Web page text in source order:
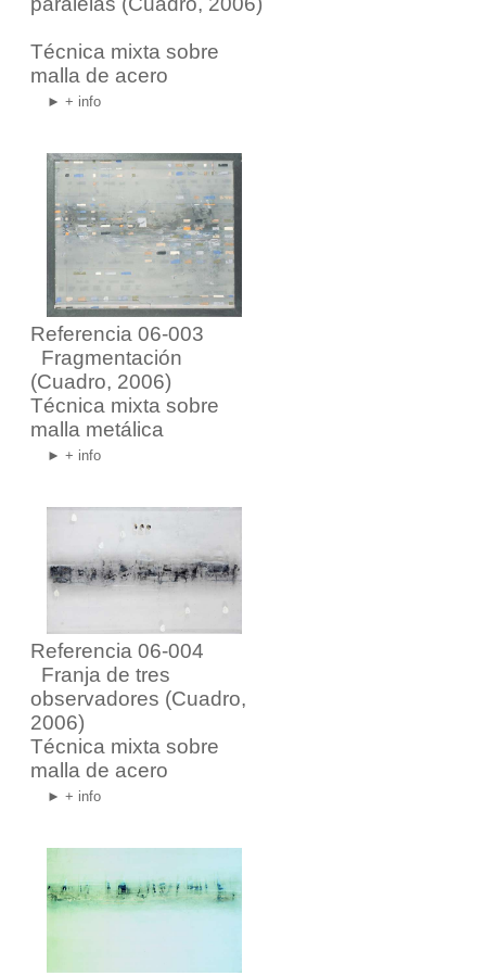
Técnica mixta sobre
malla de acero
► + info
Referencia 06-003
Fragmentación
(Cuadro, 2006)
Técnica mixta sobre
malla metálica
► + info
Referencia 06-004
Franja de tres
observadores (Cuadro,
2006)
Técnica mixta sobre
malla de acero
► + info